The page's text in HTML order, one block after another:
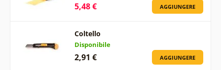
5,48 € AGGIUNGERE
Coltello
Disponibile
2,91 € AGGIUNGERE